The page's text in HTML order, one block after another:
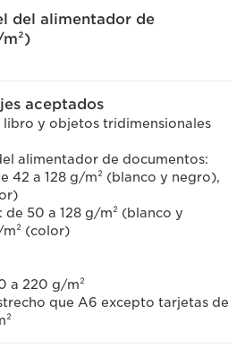
del alimentador de
aceptados
libro y objetos tridimensionales
alimentador de documentos:
42 a 128 g/m² (blanco y negro),
de 50 a 128 g/m² (blanco y
(color)
a 220 g/m²
que A6 excepto tarjetas de